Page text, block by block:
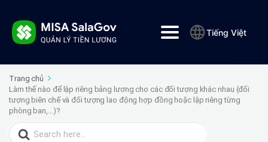
Tiếng Việt
Trang chủ
Làm thế nào để lập riêng bảng lương cho các đối tượng khác nhau (đối
tượng biên chế và đối tượng lao động hợp đồng hoặc lập riêng từng
phòng ban,…)?
Search
for: